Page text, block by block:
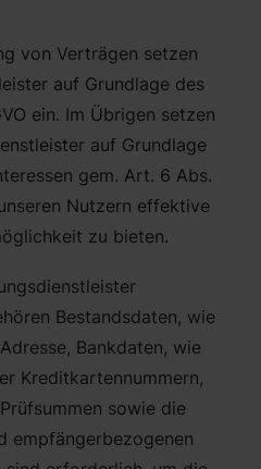
von Verträgen setzen
auf Grundlage des
ein. Im Übrigen setzen
auf Grundlage
gem. Art. 6 Abs.
Nutzern effektive
zu bieten.
Bestandsdaten, wie
Bankdaten, wie
Kreditkartennummern,
sowie die
empfängerbezogenen